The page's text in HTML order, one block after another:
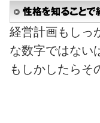
経営計画もしっ
な数字ではない
もしかしたらそ